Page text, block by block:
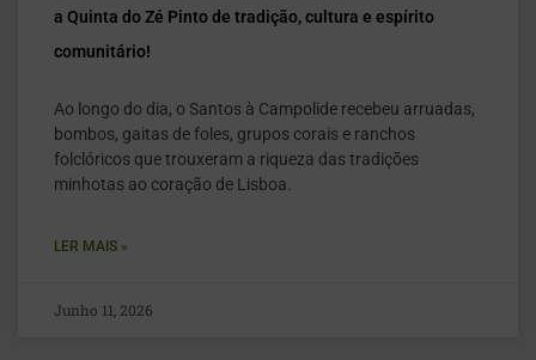
a Quinta do Zé Pinto de tradição, cultura e espírito
comunitário!
Ao longo do dia, o Santos à Campolide recebeu arruadas,
bombos, gaitas de foles, grupos corais e ranchos
folclóricos que trouxeram a riqueza das tradições
minhotas ao coração de Lisboa.
LER MAIS »
Junho 11, 2026